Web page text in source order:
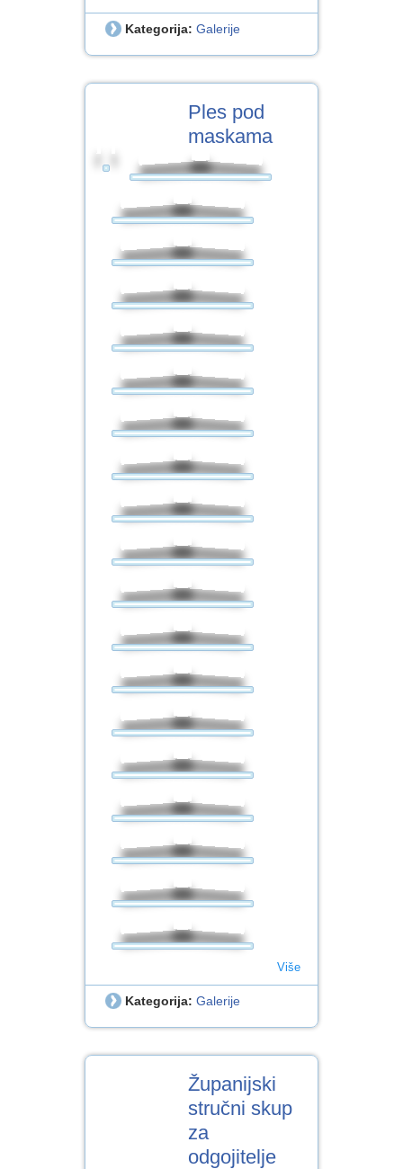
Kategorija: Galerije
Ples pod
maskama
Više
Kategorija: Galerije
Županijski
stručni skup
za
odgojitelje